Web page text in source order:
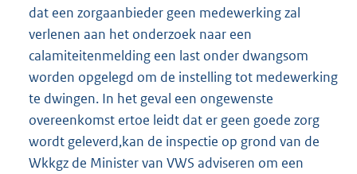
dat een zorgaanbieder geen medewerking zal
verlenen aan het onderzoek naar een
calamiteitenmelding een last onder dwangsom
worden opgelegd om de instelling tot medewerking
te dwingen. In het geval een ongewenste
overeenkomst ertoe leidt dat er geen goede zorg
wordt geleverd,kan de inspectie op grond van de
Wkkgz de Minister van VWS adviseren om een